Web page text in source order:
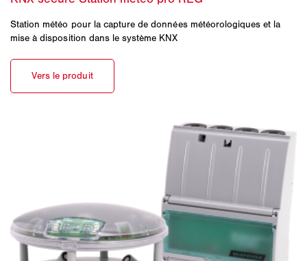
Station météo pour la capture de données météorologiques et la
mise à disposition dans le système KNX